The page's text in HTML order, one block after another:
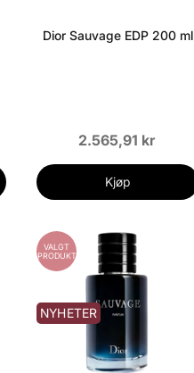
Dior Sauvage EDP 200 ml
2.565,91 kr
Kjøp
VALGT
PRODUKT
NYHETER